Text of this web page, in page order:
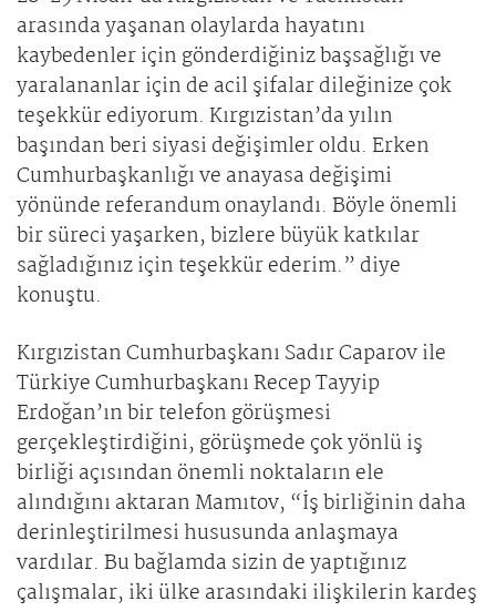
arasında yaşanan olaylarda hayatını
kaybedenler için gönderdiğiniz başsağlığı ve
yaralananlar için de acil şifalar dileğinize çok
teşekkür ediyorum. Kırgızistan’da yılın
başından beri siyasi değişimler oldu. Erken
Cumhurbaşkanlığı ve anayasa değişimi
yönünde referandum onaylandı. Böyle önemli
bir süreci yaşarken, bizlere büyük katkılar
sağladığınız için teşekkür ederim.” diye
konuştu.
Kırgızistan Cumhurbaşkanı Sadır Caparov ile
Türkiye Cumhurbaşkanı Recep Tayyip
Erdoğan’ın bir telefon görüşmesi
gerçekleştirdiğini, görüşmede çok yönlü iş
birliği açısından önemli noktaların ele
alındığını aktaran Mamıtov, “İş birliğinin daha
derinleştirilmesi hususunda anlaşmaya
vardılar. Bu bağlamda sizin de yaptığınız
çalışmalar, iki ülke arasındaki ilişkilerin kardeş